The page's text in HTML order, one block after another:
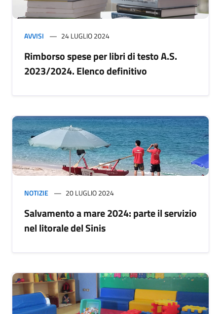
AVVISI 24 LUGLIO 2024
Rimborso spese per libri di testo A.S.
2023/2024. Elenco definitivo
NOTIZIE 20 LUGLIO 2024
Salvamento a mare 2024: parte il servizio
nel litorale del Sinis